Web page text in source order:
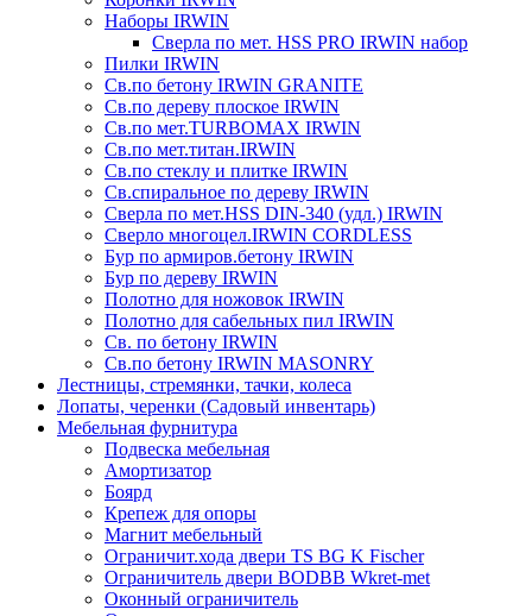
Наборы IRWIN
Сверла по мет. HSS PRO IRWIN набор
Пилки IRWIN
Св.по бетону IRWIN GRANITE
Св.по дереву плоское IRWIN
Св.по мет.TURBOMAX IRWIN
Св.по мет.титан.IRWIN
Св.по стеклу и плитке IRWIN
Св.спиральное по дереву IRWIN
Сверла по мет.HSS DIN-340 (удл.) IRWIN
Сверло многоцел.IRWIN CORDLESS
Бур по армиров.бетону IRWIN
Бур по дереву IRWIN
Полотно для ножовок IRWIN
Полотно для сабельных пил IRWIN
Св. по бетону IRWIN
Св.по бетону IRWIN MASONRY
Лестницы, стремянки, тачки, колеса
Лопаты, черенки (Садовый инвентарь)
Мебельная фурнитура
Подвеска мебельная
Амортизатор
Боярд
Крепеж для опоры
Магнит мебельный
Ограничит.хода двери TS BG K Fischer
Ограничитель двери BODBB Wkret-met
Оконный ограничитель